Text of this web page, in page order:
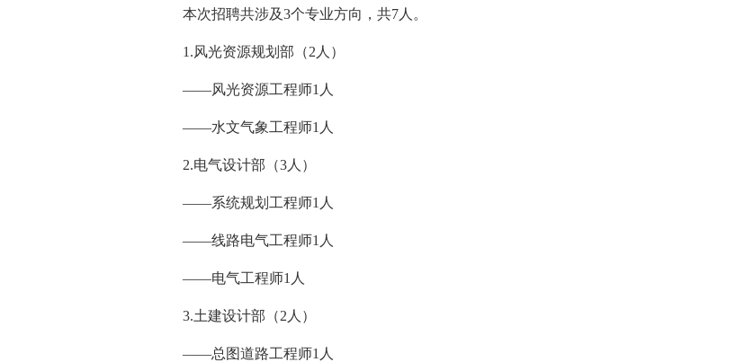
本次招聘共涉及3个专业方向，共7人。
1.风光资源规划部（2人）
——风光资源工程师1人
——水文气象工程师1人
2.电气设计部（3人）
——系统规划工程师1人
——线路电气工程师1人
——电气工程师1人
3.土建设计部（2人）
——总图道路工程师1人